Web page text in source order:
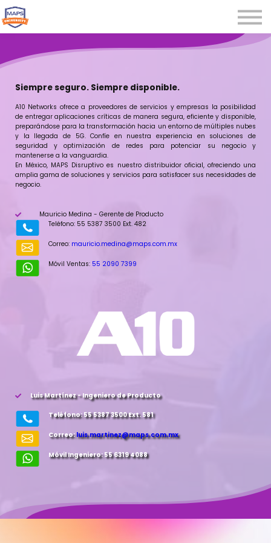
Seminarios
Webinars
Iniciar sesión
Registrarse
Siempre seguro. Siempre disponible.
A10 Networks ofrece a proveedores de servicios y empresas la posibilidad
de entregar aplicaciones críticas de manera segura, eficiente y disponible,
preparándose para la transformación hacia un entorno de múltiples nubes
y la llegada de 5G. Confíe en nuestra experiencia en soluciones de
seguridad y optimización de redes para potenciar su negocio y
mantenerse a la vanguardia.
En México, MAPS Disruptivo es nuestro distribuidor oficial, ofreciendo una
amplia gama de soluciones y servicios para satisfacer sus necesidades de
negocio.
Mauricio Medina - Gerente de Producto
Teléfono: 55 5387 3500 Ext. 482
Correo: mauricio.medina@maps.com.mx
Móvil Ventas: 55 2090 7399
Luis Martínez - Ingeniero de Producto
Teléfono: 55 5387 3500 Ext. 581
Correo:luis.martinez@maps.com.mx
Móvil Ingeniero: 55 6319 4088